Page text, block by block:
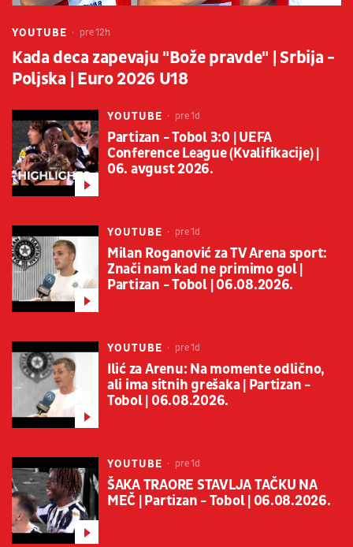
YOUTUBE pre 12h
Kada deca zapevaju "Bože pravde" | Srbija -
Poljska | Euro 2026 U18
YOUTUBE pre 1d
Partizan - Tobol 3:0 | UEFA
Conference League (Kvalifikacije) |
06. avgust 2026.
YOUTUBE pre 1d
Milan Roganović za TV Arena sport:
Znači nam kad ne primimo gol |
Partizan - Tobol | 06.08.2026.
YOUTUBE pre 1d
Ilić za Arenu: Na momente odlično,
ali ima sitnih grešaka | Partizan -
Tobol | 06.08.2026.
YOUTUBE pre 1d
ŠAKA TRAORE STAVLJA TAČKU NA
MEČ | Partizan - Tobol | 06.08.2026.